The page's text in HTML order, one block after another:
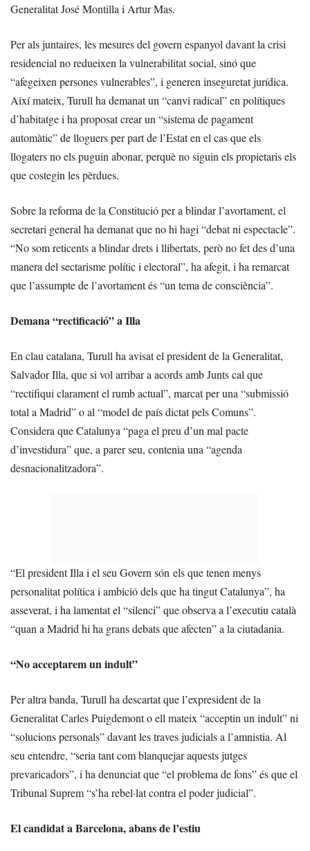
Generalitat José Montilla i Artur Mas.
Per als juntaires, les mesures del govern espanyol davant la crisi
residencial no redueixen la vulnerabilitat social, sinó que
“afegeixen persones vulnerables”, i generen inseguretat jurídica.
Així mateix, Turull ha demanat un “canvi radical” en polítiques
d’habitatge i ha proposat crear un “sistema de pagament
automàtic” de lloguers per part de l’Estat en el cas que els
llogaters no els puguin abonar, perquè no siguin els propietaris els
que costegin les pèrdues.
Sobre la reforma de la Constitució per a blindar l’avortament, el
secretari general ha demanat que no hi hagi “debat ni espectacle”.
“No som reticents a blindar drets i llibertats, però no fet des d’una
manera del sectarisme polític i electoral”, ha afegit, i ha remarcat
que l’assumpte de l’avortament és “un tema de consciència”.
Demana “rectificació” a Illa
En clau catalana, Turull ha avisat el president de la Generalitat,
Salvador Illa, que si vol arribar a acords amb Junts cal que
“rectifiqui clarament el rumb actual”, marcat per una “submissió
total a Madrid” o al “model de país dictat pels Comuns”.
Considera que Catalunya “paga el preu d’un mal pacte
d’investidura” que, a parer seu, contenia una “agenda
desnacionalitzadora”.
“El president Illa i el seu Govern són els que tenen menys
personalitat política i ambició dels que ha tingut Catalunya”, ha
asseverat, i ha lamentat el “silenci” que observa a l’executiu català
“quan a Madrid hi ha grans debats que afecten” a la ciutadania.
“No acceptarem un indult”
Per altra banda, Turull ha descartat que l’expresident de la
Generalitat Carles Puigdemont o ell mateix “acceptin un indult” ni
“solucions personals” davant les traves judicials a l’amnistia. Al
seu entendre, “seria tant com blanquejar aquests jutges
prevaricadors”, i ha denunciat que “el problema de fons” és que el
Tribunal Suprem “s’ha rebel·lat contra el poder judicial”.
El candidat a Barcelona, abans de l’estiu